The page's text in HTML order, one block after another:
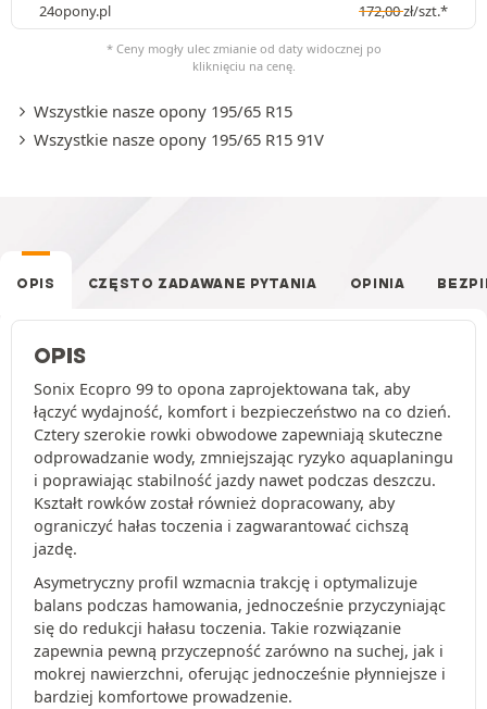
24opony.pl
172,00zł/szt.*
* Ceny mogły ulec zmianie od daty widocznej po
kliknięciu na cenę.
Wszystkie nasze opony 195/65 R15
Wszystkie nasze opony 195/65 R15 91V
OPIS CZĘSTO ZADAWANE PYTANIA OPINIA
OPIS
Sonix Ecopro 99 to opona zaprojektowana tak, aby
łączyć wydajność, komfort i bezpieczeństwo na co dzień.
Cztery szerokie rowki obwodowe zapewniają skuteczne
odprowadzanie wody, zmniejszając ryzyko aquaplaningu
i poprawiając stabilność jazdy nawet podczas deszczu.
Kształt rowków został również dopracowany, aby
ograniczyć hałas toczenia i zagwarantować cichszą
jazdę.
Asymetryczny profil wzmacnia trakcję i optymalizuje
balans podczas hamowania, jednocześnie przyczyniając
się do redukcji hałasu toczenia. Takie rozwiązanie
zapewnia pewną przyczepność zarówno na suchej, jak i
mokrej nawierzchni, oferując jednocześnie płynniejsze i
bardziej komfortowe prowadzenie.